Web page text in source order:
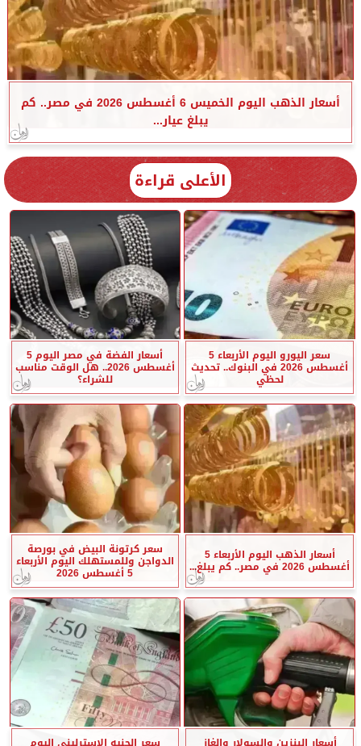
أسعار الذهب اليوم الخميس 6 أغسطس 2026 في مصر.. كم
يبلغ عيار...
الأعلى قراءة
سعر اليورو اليوم الأربعاء 5
أغسطس 2026 في البنوك.. تحديث
لحظي
أسعار الفضة في مصر اليوم 5
أغسطس 2026.. هل الوقت مناسب
للشراء؟
أسعار الذهب اليوم الأربعاء 5
أغسطس 2026 في مصر.. كم يبلغ...
سعر كرتونة البيض في بورصة
الدواجن وللمستهلك اليوم الأربعاء
5 أغسطس 2026